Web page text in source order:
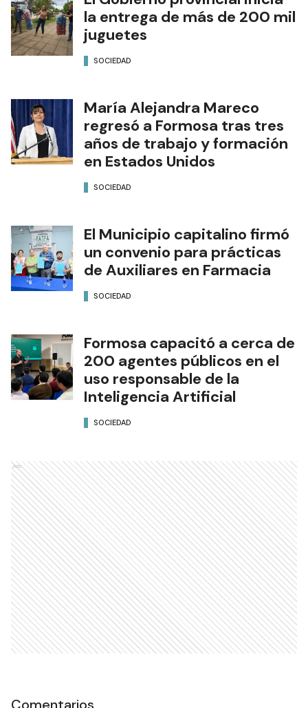
la entrega de más de 200 mil
juguetes
SOCIEDAD
María Alejandra Mareco
regresó a Formosa tras tres
años de trabajo y formación
en Estados Unidos
SOCIEDAD
El Municipio capitalino firmó
un convenio para prácticas
de Auxiliares en Farmacia
SOCIEDAD
Formosa capacitó a cerca de
200 agentes públicos en el
uso responsable de la
Inteligencia Artificial
SOCIEDAD
Ads